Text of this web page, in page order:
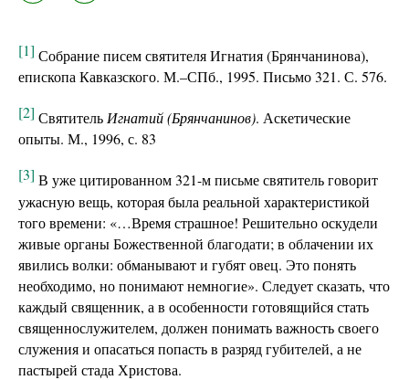
[1] Собрание писем святителя Игнатия (Брянчанинова),
епископа Кавказского. М.–СПб., 1995. Письмо 321. С. 576.
[2] СвятительИгнатий (Брянчанинов). Аскетические
опыты. М., 1996, с. 83
[3] В уже цитированном 321-м письме святитель говорит
ужасную вещь, которая была реальной характеристикой
того времени: «…Время страшное! Решительно оскудели
живые органы Божественной благодати; в облачении их
явились волки: обманывают и губят овец. Это понять
необходимо, но понимают немногие». Следует сказать, что
каждый священник, а в особенности готовящийся стать
священнослужителем, должен понимать важность своего
служения и опасаться попасть в разряд губителей, а не
пастырей стада Христова.